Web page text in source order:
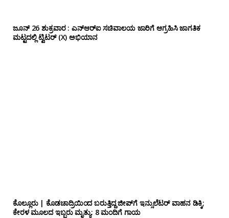
ಜೂನ್ 26 ಶುಕ್ರವಾರ : ಎನ್‌ಆರ್‌ಐ ಸಚಿವಾಲಯ ಜಾರಿಗೆ ಆಗ್ರಹಿಸಿ ಜಾಗತಿಕ
ಮಟ್ಟದಲ್ಲಿ ಟ್ವಿಟರ್ (X) ಅಭಿಯಾನ
ಕೊಲ್ಲೂರು | ಕೊಡಚಾದ್ರಿಯಿಂದ ಬರುತ್ತಿದ್ದ ಜೀಪ್‌ಗೆ ಇನ್ಸುಲೆಟರ್ ವಾಹನ ಡಿಕ್ಕಿ;
ಕೇರಳ ಮೂಲದ ಇಬ್ಬರು ಮೃತ್ಯು: 8 ಮಂದಿಗೆ ಗಾಯ